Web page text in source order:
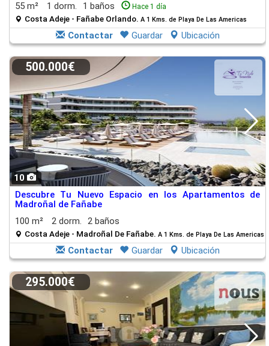
55 m²
1 dorm. 1 baños Hace 1 día
Costa Adeje - Fañabe Orlando. A 1 Kms. de Playa De Las Americas
Contactar Guardar Ubicación
10
500.000€
Descubre Tu Nuevo Espacio en los Apartamentos de
Madroñal de Fañabe
100 m²
2 dorm. 2 baños
Costa Adeje - Madroñal De Fañabe. A 1 Kms. de Playa De Las Americas
Contactar Guardar Ubicación
295.000€